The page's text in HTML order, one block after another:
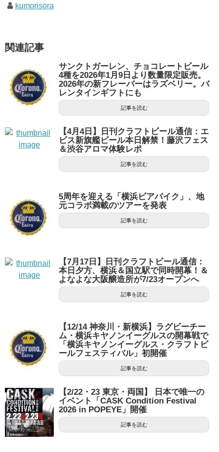
kumorisora
関連記事
サンクトガーレン、チョコレートビール
4種を2026年1月9日より数量限定販売。
2026年の新フレーバーはラズベリー。バ
レンタインギフトにも
記事を読む
【4月4日】日刊クラフトビール通信：エ
ビス新旗艦ビール本日解禁！藤沢フェス
＆渋谷アロマ体験レポ
記事を読む
5周年を迎える「横浜ビアバイク」、地
元コラボ満載のツアーを発表
記事を読む
【7月17日】日刊クラフトビール通信：
本日夕方、横浜＆国立駅で同時開幕！＆
よなよな大阪醸造所が7/23オープンへ
記事を読む
【12/14 神奈川・新横浜】ラグビーチー
ム・横浜キヤノンイーグルスの開幕戦で
「横浜キヤノンイーグルス・クラフトビ
ールフェスティバル」初開催
記事を読む
【2/22・23 東京・両国】 日本で唯一の
イベント「CASK Condition Festival
2026 in POPEYE」開催
記事を読む